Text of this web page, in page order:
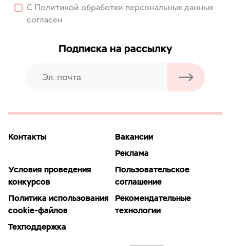
С Политикой обработки персональных данных
согласен
Подписка на рассылку
Контакты
Вакансии
Реклама
Условия проведения
конкурсов
Пользовательское
соглашение
Политика использования
cookie-файлов
Рекомендательные
технологии
Техподдержка